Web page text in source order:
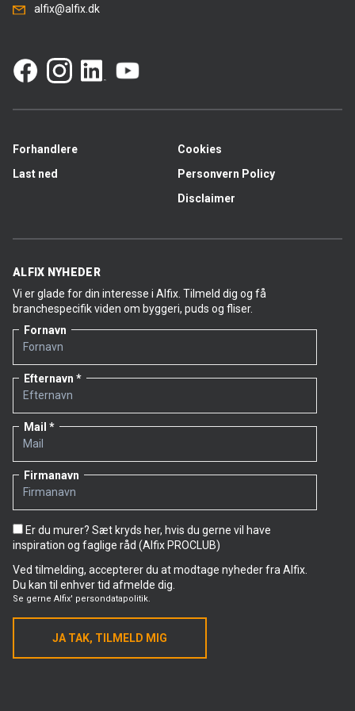
alfix@alfix.dk
Forhandlere
Last ned
Cookies
Personvern Policy
Disclaimer
ALFIX NYHEDER
Vi er glade for din interesse i Alfix. Tilmeld dig og få
branchespecifik viden om byggeri, puds og fliser.
Fornavn
Efternavn
Mail
Firmanavn
Er du murer? Sæt kryds her, hvis du gerne vil have
inspiration og faglige råd (Alfix PROCLUB)
Ved tilmelding, accepterer du at modtage nyheder fra Alfix.
Du kan til enhver tid afmelde dig.
Se gerne Alfix' persondatapolitik.
JA TAK, TILMELD MIG